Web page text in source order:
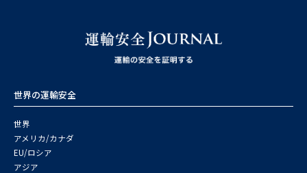
世界の運輸安全
世界
アメリカ/カナダ
EU/ロシア
アジア